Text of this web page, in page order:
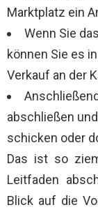
Marktplatz ein
Wenn Sie
können Sie es
Verkauf an der
abschließen
schicken oder
Das ist so
Leitfaden
Blick auf die